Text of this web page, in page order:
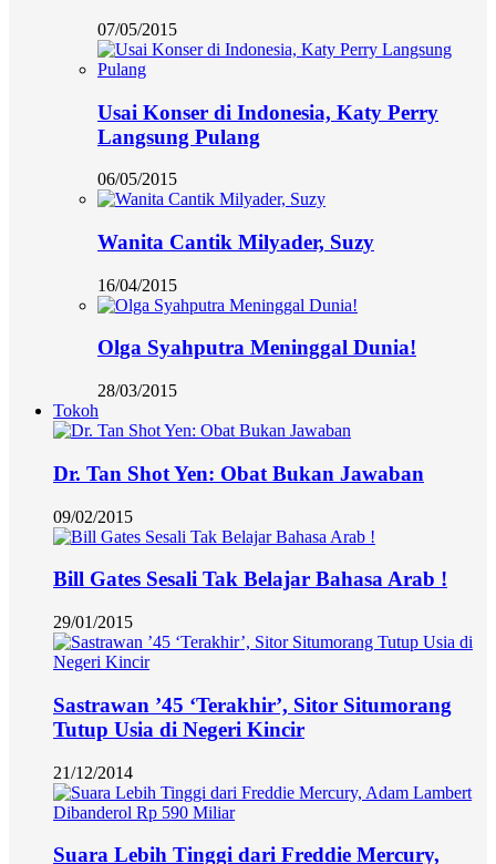
07/05/2015
Usai Konser di Indonesia, Katy Perry
Langsung Pulang
06/05/2015
Wanita Cantik Milyader, Suzy
16/04/2015
Olga Syahputra Meninggal Dunia!
28/03/2015
Tokoh
Dr. Tan Shot Yen: Obat Bukan Jawaban
09/02/2015
Bill Gates Sesali Tak Belajar Bahasa Arab !
29/01/2015
Sastrawan ’45 ‘Terakhir’, Sitor Situmorang
Tutup Usia di Negeri Kincir
21/12/2014
Suara Lebih Tinggi dari Freddie Mercury,